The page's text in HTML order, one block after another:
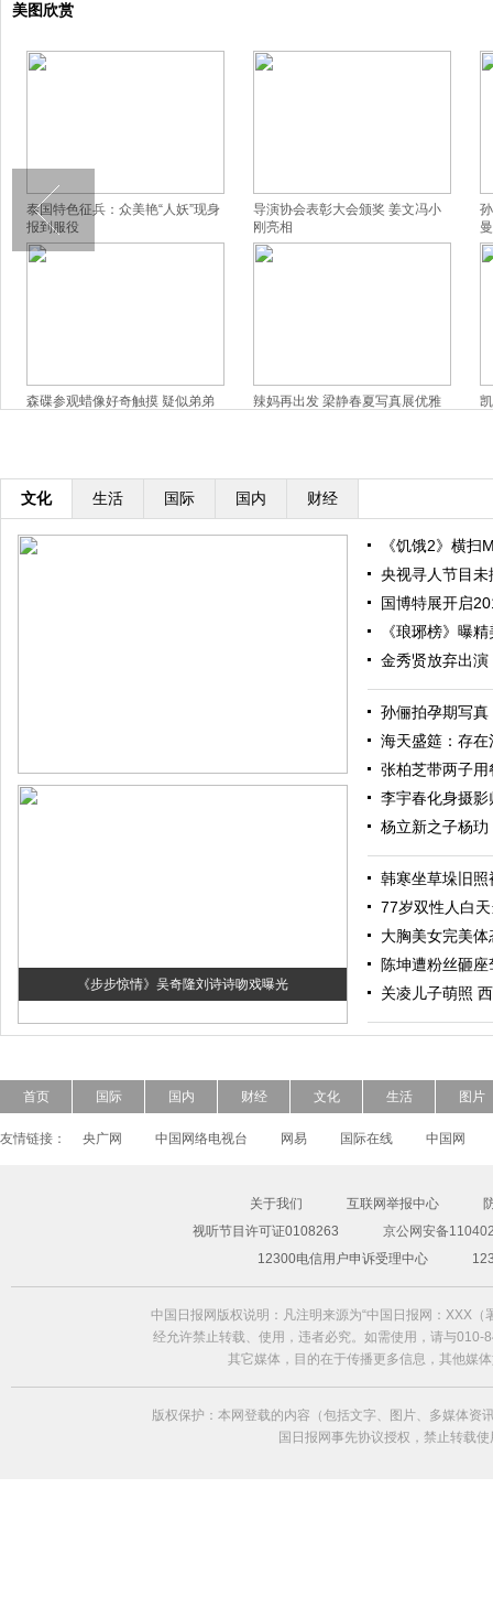
美图欣赏
泰国特色征兵：众美艳“人妖”现身
报到服役
导演协会表彰大会颁奖 姜文冯小
刚亮相
森碟参观蜡像好奇触摸 疑似弟弟
辣妈再出发 梁静春夏写真展优雅
文化 生活 国际 国内 财经
《步步惊情》吴奇隆刘诗诗吻戏曝光
超模Freja Beha演绎2014春夏形象大片
《饥饿2》横扫
央视寻人节目
国博特展开启
《琅琊榜》曝
金秀贤放弃出
孙俪拍孕期写
海天盛筵：存
张柏芝带两子
李宇春化身摄
杨立新之子杨
韩寒坐草垛旧
77岁双性人白
大胸美女完美
陈坤遭粉丝砸
关凌儿子萌照
首页 国际 国内 财经 文化 生活 图片
友情链接： 央广网 中国网络电视台 网易 国际在线 中国网
关于我们 互联网举报中心
视听节目许可证0108263
京公网安备
12300电信用户申诉受理中心
中国日报网版权说明：凡注明来源为“中国日报网：XXX
经允许禁止转载、使用，违者必究。如需使用，请与010-
其它媒体，目的在于传播更多信息，其他媒
版权保护：本网登载的内容（包括文字、图片、多媒体
国日报网事先协议授权，禁止转载